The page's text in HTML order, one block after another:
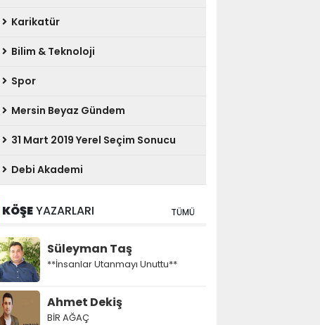
Karikatür
Bilim & Teknoloji
Spor
Mersin Beyaz Gündem
31 Mart 2019 Yerel Seçim Sonucu
Debi Akademi
KÖŞEYAZARLARI TÜMÜ
Süleyman Taş
**İnsanlar Utanmayı Unuttu**
Ahmet Dekiş
BİR AĞAÇ